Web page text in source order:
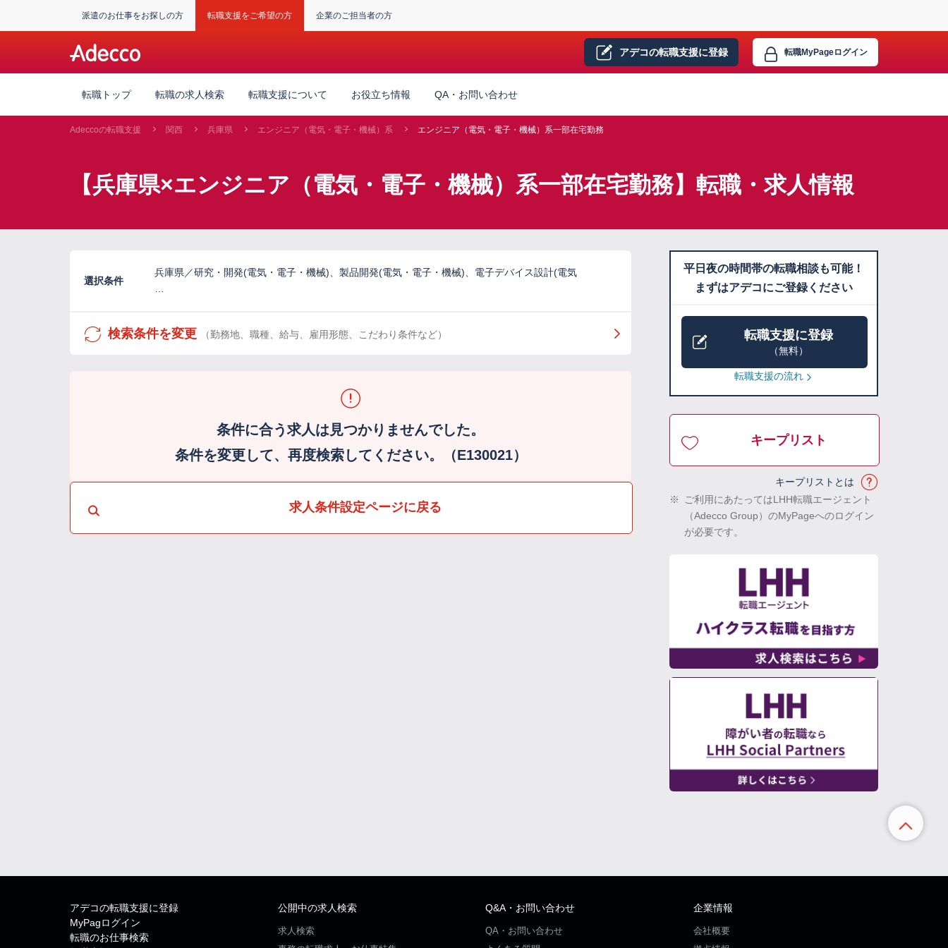
派遣のお仕事をお探しの方 転職支援をご希望の方 企業のご担当者の方
アデコの転職支援に登録 転職MyPageログイン
転職トップ 転職の求人検索 転職支援について お役立ち情報 QA・お問い合わせ
Adeccoの転職支援 関西 兵庫県 エンジニア（電気・電子・機械）系 エンジニア（電気・電子・機械）系一部在宅勤務
【兵庫県×エンジニア（電気・電子・機械）系一部在宅勤務】転職・求人情報
選択条件
兵庫県／研究・開発(電気・電子・機械)、製品開発(電気・電子・機械)、電子デバイス設計(電気
検索条件を変更 （勤務地、職種、給与、雇用形態、こだわり条件など）
条件に合う求人は見つかりませんでした。
条件を変更して、再度検索してください。（E130021）
求人条件設定ページに戻る
平日夜の時間帯の転職相談も可能！
まずはアデコにご登録ください
転職支援に登録
（無料）
転職支援の流れ
キープリスト
キープリストとは
※
ご利用にあたってはLHH転職エージェント
（Adecco Group）のMyPageへのログイン
が必要です。
アデコの転職支援に登録
MyPagログイン
転職のお仕事検索
公開中の求人検索
求人検索
Q&A・お問い合わせ
QA・お問い合わせ
企業情報
会社概要